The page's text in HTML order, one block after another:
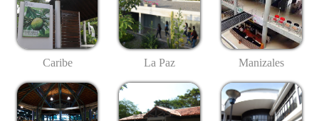
Caribe La Paz Manizales